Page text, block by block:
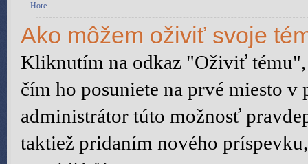
Hore
Ako môžem oživiť svoje
Kliknutím na odkaz "Oživiť
čím ho posuniete na prvé miesto
administrátor túto možnosť
taktiež pridaním nového